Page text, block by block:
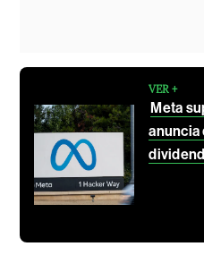
VER +
Meta
anuncia